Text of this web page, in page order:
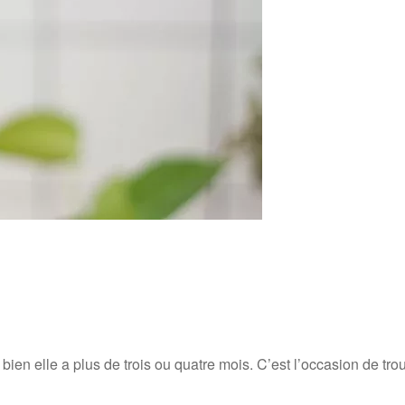
elle a plus de trois ou quatre mois. C’est l’occasion de